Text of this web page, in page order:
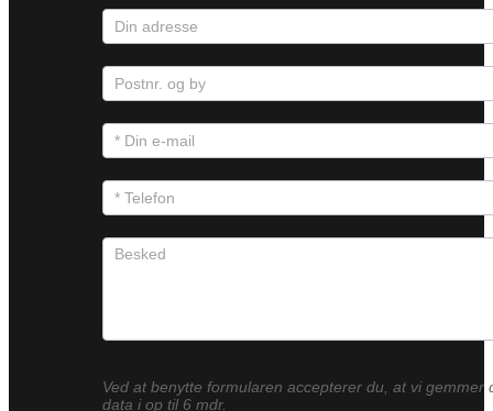
Ved at benytte formularen accepterer du, at vi gemmer
data i op til 6 mdr.